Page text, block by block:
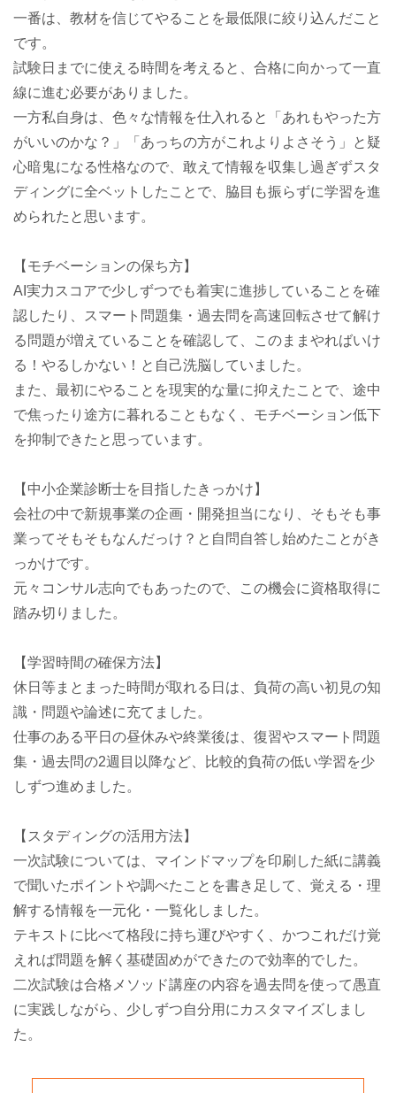
一番は、教材を信じてやることを最低限に絞り込んだこと
です。
試験日までに使える時間を考えると、合格に向かって一直
線に進む必要がありました。
一方私自身は、色々な情報を仕入れると「あれもやった方
がいいのかな？」「あっちの方がこれよりよさそう」と疑
心暗鬼になる性格なので、敢えて情報を収集し過ぎずスタ
ディングに全ベットしたことで、脇目も振らずに学習を進
められたと思います。
【モチベーションの保ち方】
AI実力スコアで少しずつでも着実に進捗していることを確
認したり、スマート問題集・過去問を高速回転させて解け
る問題が増えていることを確認して、このままやればいけ
る！やるしかない！と自己洗脳していました。
また、最初にやることを現実的な量に抑えたことで、途中
で焦ったり途方に暮れることもなく、モチベーション低下
を抑制できたと思っています。
【中小企業診断士を目指したきっかけ】
会社の中で新規事業の企画・開発担当になり、そもそも事
業ってそもそもなんだっけ？と自問自答し始めたことがき
っかけです。
元々コンサル志向でもあったので、この機会に資格取得に
踏み切りました。
【学習時間の確保方法】
休日等まとまった時間が取れる日は、負荷の高い初見の知
識・問題や論述に充てました。
仕事のある平日の昼休みや終業後は、復習やスマート問題
集・過去問の2週目以降など、比較的負荷の低い学習を少
しずつ進めました。
【スタディングの活用方法】
一次試験については、マインドマップを印刷した紙に講義
で聞いたポイントや調べたことを書き足して、覚える・理
解する情報を一元化・一覧化しました。
テキストに比べて格段に持ち運びやすく、かつこれだけ覚
えれば問題を解く基礎固めができたので効率的でした。
二次試験は合格メソッド講座の内容を過去問を使って愚直
に実践しながら、少しずつ自分用にカスタマイズしまし
た。